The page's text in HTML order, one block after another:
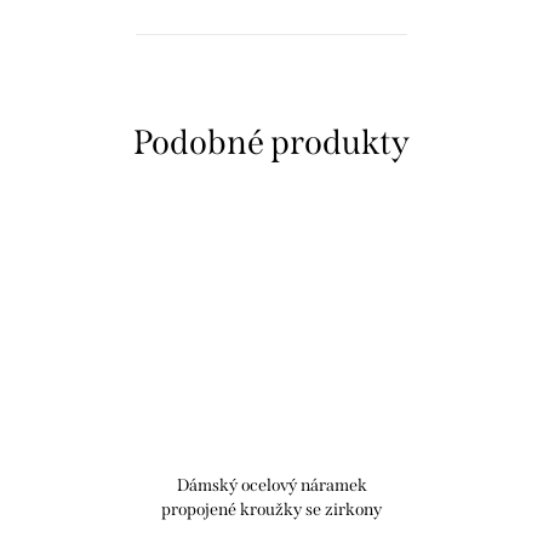
Dámský ocelový náramek
propojené kroužky se zirkony